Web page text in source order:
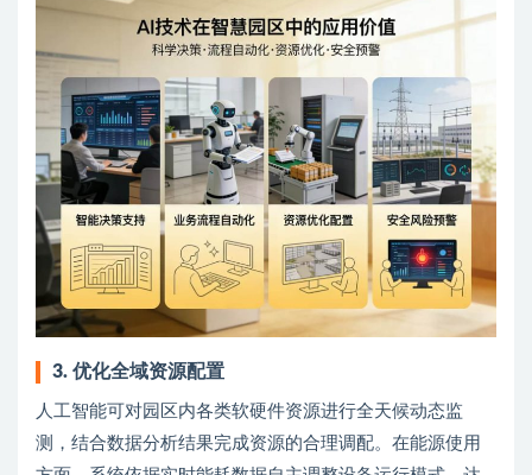
3. 优化全域资源配置
人工智能可对园区内各类软硬件资源进行全天候动态监
测，结合数据分析结果完成资源的合理调配。在能源使用